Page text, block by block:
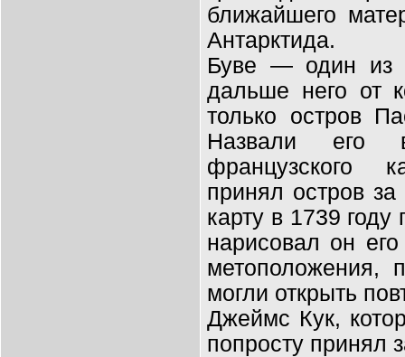
ближайшего
Антарктида.
Буве — один из
дальше него от
только остров
Назвали его
французского
принял остров
карту в 1739
нарисовал он
метоположения,
могли открыть
Джеймс Кук,
попросту принял